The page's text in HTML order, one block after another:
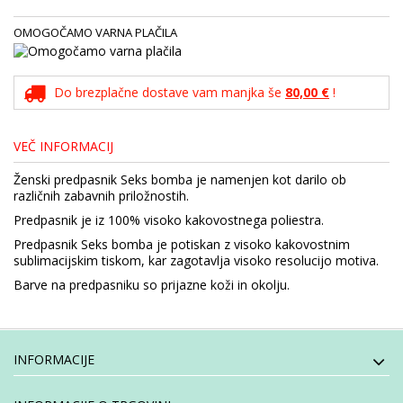
OMOGOČAMO VARNA PLAČILA
Do brezplačne dostave vam manjka še 80,00 € !
VEČ INFORMACIJ
Ženski predpasnik Seks bomba je namenjen kot darilo ob
različnih zabavnih priložnostih.
Predpasnik je iz 100% visoko kakovostnega poliestra.
Predpasnik Seks bomba je potiskan z visoko kakovostnim
sublimacijskim tiskom, kar zagotavlja visoko resolucijo motiva.
Barve na predpasniku so prijazne koži in okolju.
INFORMACIJE